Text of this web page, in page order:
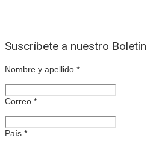
Suscríbete a nuestro Boletín
Nombre y apellido *
Correo *
País *